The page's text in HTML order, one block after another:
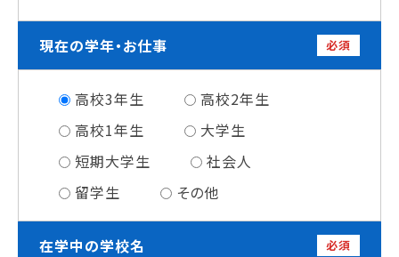
よくあるご質問
現在の学年・お仕事 必須
高校3年生
高校2年生
高校1年生
大学生
短期大学生
社会人
留学生
その他
在学中の学校名 必須